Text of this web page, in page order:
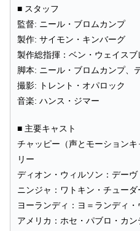
■ スタッフ
監督: ニール・ブロムカンプ
製作: サイモン・キンバーグ
製作総指揮：ベン・ウェイスブ
脚本: ニール・ブロムカンプ、
撮影: トレント・オパロック
音楽: ハンス・ジマー
■ 主要キャスト
チャッピー（声とモーション
リー
ディオン・ウィルソン：デーヴ
ニンジャ：ワトキン・チュー
ヨーランディ：ヨ＝ランディ・
アメリカ：ホセ・パブロ・カン